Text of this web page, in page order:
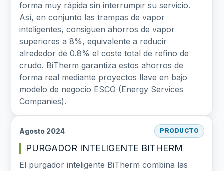
forma muy rápida sin interrumpir su servicio.
Así, en conjunto las trampas de vapor
inteligentes, consiguen ahorros de vapor
superiores a 8%, equivalente a reducir
alrededor de 0.8% el coste total de refino de
crudo. BiTherm garantiza estos ahorros de
forma real mediante proyectos llave en bajo
modelo de negocio ESCO (Energy Services
Companies).
Agosto 2024 PRODUCTO
PURGADOR INTELIGENTE BITHERM
El purgador inteligente BiTherm combina las